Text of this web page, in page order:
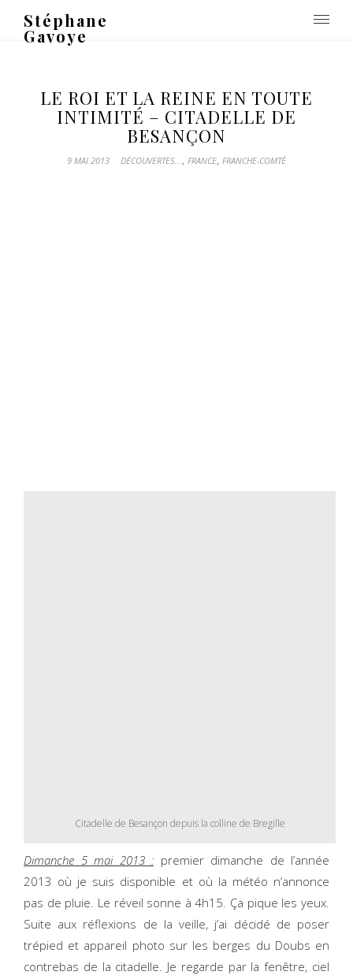
Stéphane
Gavoye
LE ROI ET LA REINE EN TOUTE
INTIMITÉ – CITADELLE DE
BESANÇON
9 MAI 2013 DÉCOUVERTES..., FRANCE, FRANCHE-COMTÉ
Citadelle de Besançon depuis la colline de Bregille
Dimanche 5 mai 2013 : premier dimanche de l’année
2013 où je suis disponible et où la météo n’annonce
pas de pluie. Le réveil sonne à 4h15. Ça pique les yeux.
Suite aux réflexions de la veille, j’ai décidé de poser
trépied et appareil photo sur les berges du Doubs en
contrebas de la citadelle. Je regarde par la fenêtre, ciel